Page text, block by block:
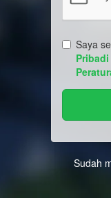
Saya
Sudah